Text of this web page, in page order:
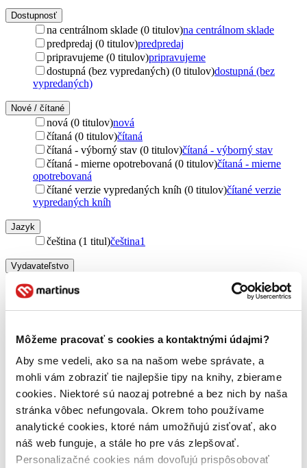
Môžeme pracovať s cookies a kontaktnými údajmi?
Aby sme vedeli, ako sa na našom webe správate, a
mohli vám zobraziť tie najlepšie tipy na knihy, zbierame
cookies. Niektoré sú naozaj potrebné a bez nich by naša
stránka vôbec nefungovala. Okrem toho používame
analytické cookies, ktoré nám umožňujú zisťovať, ako
náš web funguje, a stále ho pre vás zlepšovať.
Personalizačné cookies nám dovoľujú prispôsobovať
Dostupnosť
na centrálnom sklade (0 titulov)na centrálnom sklade
predpredaj (0 titulov)predpredaj
pripravujeme (0 titulov)pripravujeme
dostupná (bez vypredaných) (0 titulov)dostupná (bez
vypredaných)
Nové / čítané
nová (0 titulov)nová
čítaná (0 titulov)čítaná
čítaná - výborný stav (0 titulov)čítaná - výborný stav
čítaná - mierne opotrebovaná (0 titulov)čítaná - mierne
opotrebovaná
čítané verzie vypredaných kníh (0 titulov)čítané verzie
vypredaných kníh
Jazyk
čeština (1 titul)čeština1
Vydavateľstvo
Zoradiť
Bestsellery
Top hodnotené
Novinky
Najdrahšie
Najlacnejšie
Najvyššia zľava